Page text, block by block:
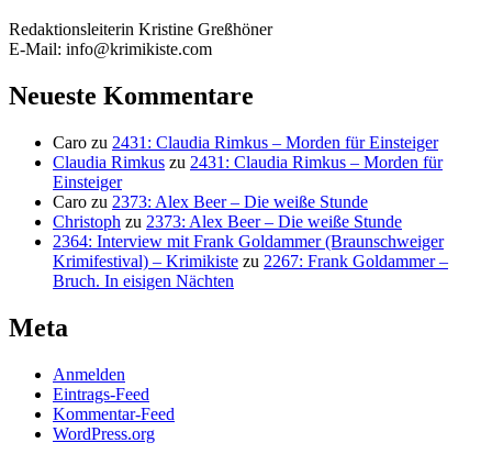
Redaktionsleiterin Kristine Greßhöner
E-Mail: info@krimikiste.com
Neueste Kommentare
Caro zu 2431: Claudia Rimkus – Morden für Einsteiger
Claudia Rimkus zu 2431: Claudia Rimkus – Morden für
Einsteiger
Caro zu 2373: Alex Beer – Die weiße Stunde
Christoph zu 2373: Alex Beer – Die weiße Stunde
2364: Interview mit Frank Goldammer (Braunschweiger
Krimifestival) – Krimikiste zu 2267: Frank Goldammer –
Bruch. In eisigen Nächten
Meta
Anmelden
Eintrags-Feed
Kommentar-Feed
WordPress.org